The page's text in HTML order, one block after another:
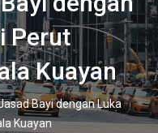
Perut
Kuayan
Bayi dengan Luka
Kuayan